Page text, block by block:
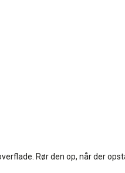
Rør den op, når der